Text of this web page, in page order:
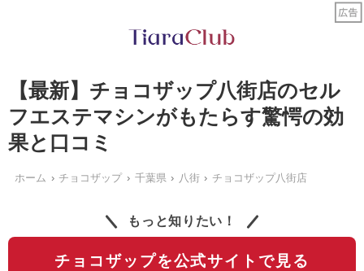
【最新】チョコザップ八街店のセル
フエステマシンがもたらす驚愕の効
果と口コミ
ホーム チョコザップ 千葉県 八街 チョコザップ八街店
もっと知りたい！
チョコザップを公式サイトで見る